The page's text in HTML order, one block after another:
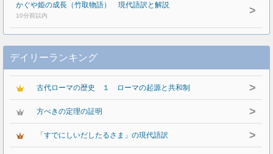
かぐや姫の成長（竹取物語） 現代語訳と解説
10分前以内 >
デイリーランキング
古代ローマの歴史 １ ローマの起源と共和制 >
方べきの定理の証明 >
「すでにしいだしたるさま」の現代語訳 >